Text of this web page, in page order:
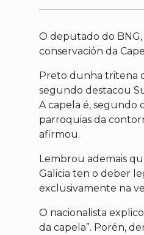
O deputado do
conservación da
Preto dunha tritena
segundo destacou
A capela é, segundo
parroquias da
afirmou.
Lembrou ademais
Galicia ten o deber
exclusivamente na
O nacionalista
da capela”. Porén,